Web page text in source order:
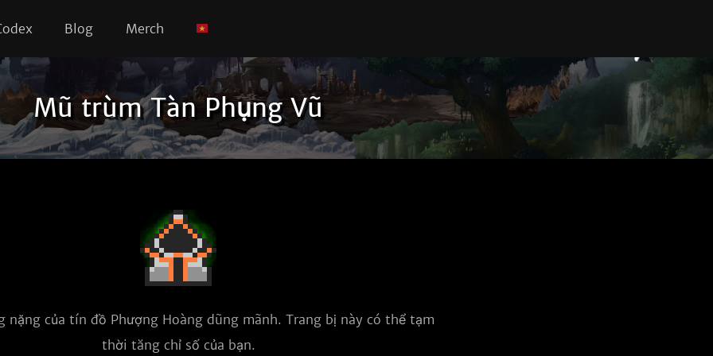
Blog Merch
Mũ trùm Tàn Phụng Vũ
nặng của tín đồ Phượng Hoàng dũng mãnh. Trang bị này có thể tạm
thời tăng chỉ số của bạn.